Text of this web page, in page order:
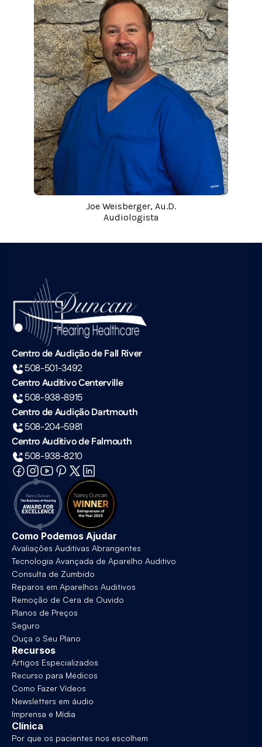
Joe Weisberger, Au.D.
Audiologista
Centro de Audição de Fall River
508-501-3492
Centro Auditivo Centerville
508-938-8915
Centro de Audição Dartmouth
508-204-5981
Centro Auditivo de Falmouth
508-938-8210
Como Podemos Ajudar
Avaliações Auditivas Abrangentes
Tecnologia Avançada de Aparelho Auditivo
Consulta de Zumbido
Reparos em Aparelhos Auditivos
Remoção de Cera de Ouvido
Planos de Preços
Seguro
Ouça o Seu Plano
Recursos
Artigos Especializados
Recurso para Médicos
Como Fazer Vídeos
Newsletters em áudio
Imprensa e Mídia
Clínica
Por que os pacientes nos escolhem